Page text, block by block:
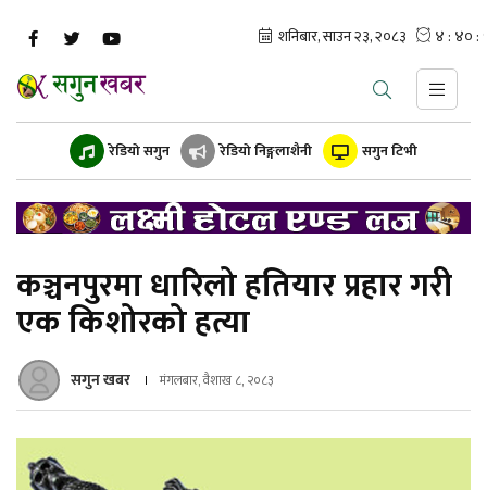
रेडियो सगुन रेडियो निङ्गलाशैनी सगुन टिभी
कञ्चनपुरमा धारिलो हतियार प्रहार गरी
एक किशोरको हत्या
सगुन खबर मंगलबार, वैशाख ८, २०८३